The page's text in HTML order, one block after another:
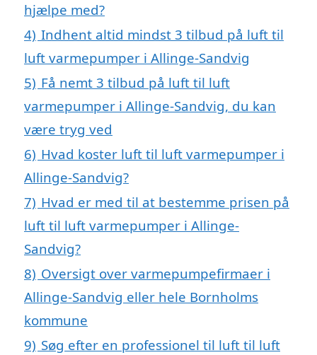
hjælpe med?
4) Indhent altid mindst 3 tilbud på luft til
luft varmepumper i Allinge-Sandvig
5) Få nemt 3 tilbud på luft til luft
varmepumper i Allinge-Sandvig, du kan
være tryg ved
6) Hvad koster luft til luft varmepumper i
Allinge-Sandvig?
7) Hvad er med til at bestemme prisen på
luft til luft varmepumper i Allinge-
Sandvig?
8) Oversigt over varmepumpefirmaer i
Allinge-Sandvig eller hele Bornholms
kommune
9) Søg efter en professionel til luft til luft